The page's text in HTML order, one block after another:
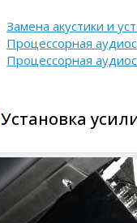
Замена акустики и
Процессорная
Процессорная
Установка